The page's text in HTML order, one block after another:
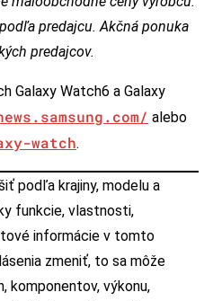
predajcu. Akčná ponuka
predajcov.
Galaxy Watch6 a Galaxy
alebo
watch.
podľa krajiny, modelu a
funkcie, vlastnosti,
informácie v tomto
zmeniť, to sa môže
komponentov, výkonu,